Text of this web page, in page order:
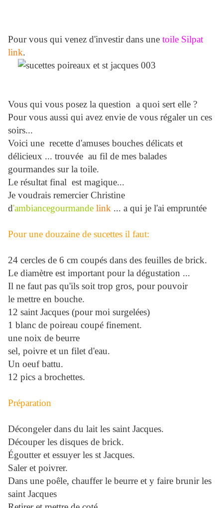
Pour vous qui venez d'investir dans une toile Silpat
link.
Vous qui vous posez la question a quoi sert elle ?
Pour vous aussi qui avez envie de vous régaler un ces
soirs...
Voici une recette d'amuses bouches délicats et
délicieux ... trouvée au fil de mes balades
gourmandes sur la toile.
Le résultat final est magique...
Je voudrais remercier Christine
d'ambiancegourmande link ... a qui je l'ai empruntée
Pour une douzaine de sucettes il faut:
24 cercles de 6 cm coupés dans des feuilles de brick.
Le diamètre est important pour la dégustation ...
Il ne faut pas qu'ils soit trop gros, pour pouvoir
le mettre en bouche.
12 saint Jacques (pour moi surgelées)
1 blanc de poireau coupé finement.
une noix de beurre
sel, poivre et un filet d'eau.
Un oeuf battu.
12 pics a brochettes.
Préparation
Décongeler dans du lait les saint Jacques.
Découper les disques de brick.
Égoutter et essuyer les st Jacques.
Saler et poivrer.
Dans une poêle, chauffer le beurre et y faire brunir les
saint Jacques